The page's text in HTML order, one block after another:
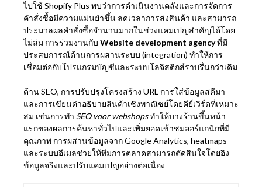
ไปใช้ Shopify Plus พบว่าการดำเนินงานคลังและการจัดการ
คำสั่งซื้อมีความแม่นยำขึ้น ลดเวลาการส่งสินค้า และสามารถ
ประมวลผลคำสั่งซื้อจำนวนมากในช่วงแคมเปญสำคัญได้โดย
ไม่ล่ม การร่วมงานกับ Website development agencyที่มี
ประสบการณ์ด้านการผสานระบบ (integration) ทำให้การ
เชื่อมต่อกับโปรแกรมบัญชีและระบบโลจิสติกส์ราบรื่นกว่าเดิม
ด้าน SEO, การปรับปรุงโครงสร้าง URL การใส่ข้อมูลสคีมา
และการเขียนคำอธิบายสินค้าเชิงพาณิชย์โดยคีย์เวิร์ดที่เหมาะ
สม เช่นการทำ SEO voor webshopsทำให้บางร้านขึ้นหน้า
แรกของผลการค้นหาทั่วไปและเพิ่มยอดเข้าชมออร์แกนิกที่มี
คุณภาพ การผสานข้อมูลจาก Google Analytics, heatmaps
และระบบอีเมลช่วยให้ทีมการตลาดสามารถตัดสินใจโดยอิง
ข้อมูลจริงและปรับแคมเปญอย่างต่อเนื่อง